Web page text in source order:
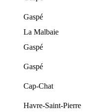
Gaspé
La Malbaie
Gaspé
Gaspé
Cap-Chat
Havre-Saint-Pierre